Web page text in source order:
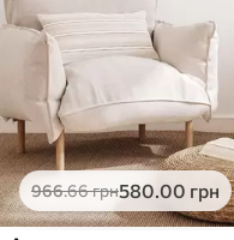
966.66грн580.00 грн